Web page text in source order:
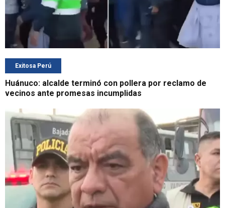
Exitosa Perú
Huánuco: alcalde terminó con pollera por reclamo de
vecinos ante promesas incumplidas